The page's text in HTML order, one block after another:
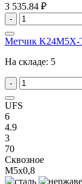
3 535.84 ₽
-
Метчик K24M5X-
На складе: 5
-
UFS
6
4.9
3
70
Сквозное
M5x0,8